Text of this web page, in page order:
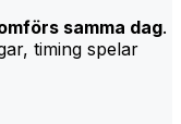
samma dag.
timing spelar